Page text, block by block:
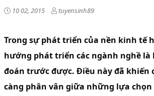
10 02, 2015 tuyensinh89
Trong sự phát triển của nền kinh tế
hướng phát triển các ngành nghề là
đoán trước được. Điều này đã khiến
càng phân vân giữa những lựa